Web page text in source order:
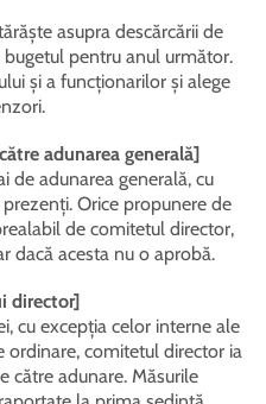
asupra descărcării de
pentru anul următor.
și a funcționarilor și alege
adunarea generală]
de adunarea generală, cu
Orice propunere de
de comitetul director,
dacă acesta nu o aprobă.
director]
cu excepția celor interne ale
ordinare, comitetul director ia
către adunare. Măsurile